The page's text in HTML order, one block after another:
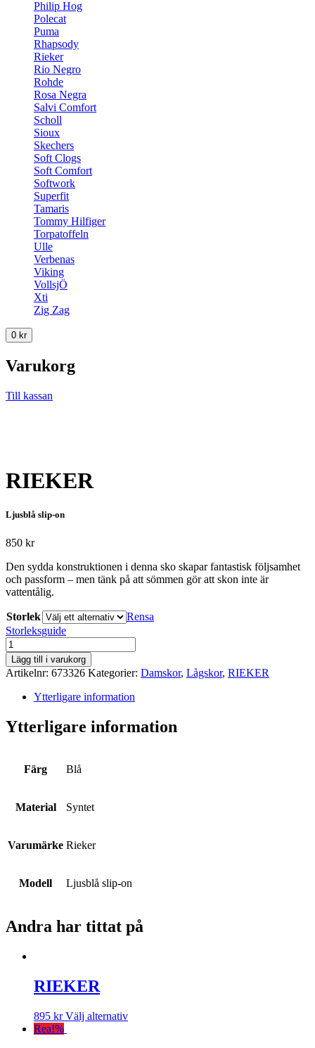
Philip Hog
Polecat
Puma
Rhapsody
Rieker
Rio Negro
Rohde
Rosa Negra
Salvi Comfort
Scholl
Sioux
Skechers
Soft Clogs
Soft Comfort
Softwork
Superfit
Tamaris
Tommy Hilfiger
Torpatoffeln
Ulle
Verbenas
Viking
VollsjÖ
Xti
Zig Zag
0 kr
Varukorg
Till kassan
RIEKER
Ljusblå slip-on
850 kr
Den sydda konstruktionen i denna sko skapar fantastisk följsamhet
och passform – men tänk på att sömmen gör att skon inte är
vattentålig.
Storlek
Rensa
Storleksguide
RIEKER
mängd
Lägg till i varukorg
Artikelnr: 673326 Kategorier: Damskor, Lågskor, RIEKER
Ytterligare information
Ytterligare information
Färg Blå
Material Syntet
Varumärke Rieker
Modell Ljusblå slip-on
Andra har tittat på
RIEKER
895 kr Välj alternativ
Rea!%